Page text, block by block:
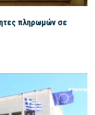
πληρωμών σε